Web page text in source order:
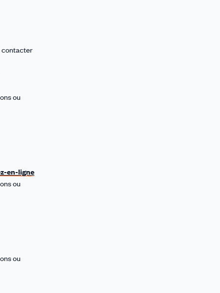
contacter
ou
en-ligne
ou
ou